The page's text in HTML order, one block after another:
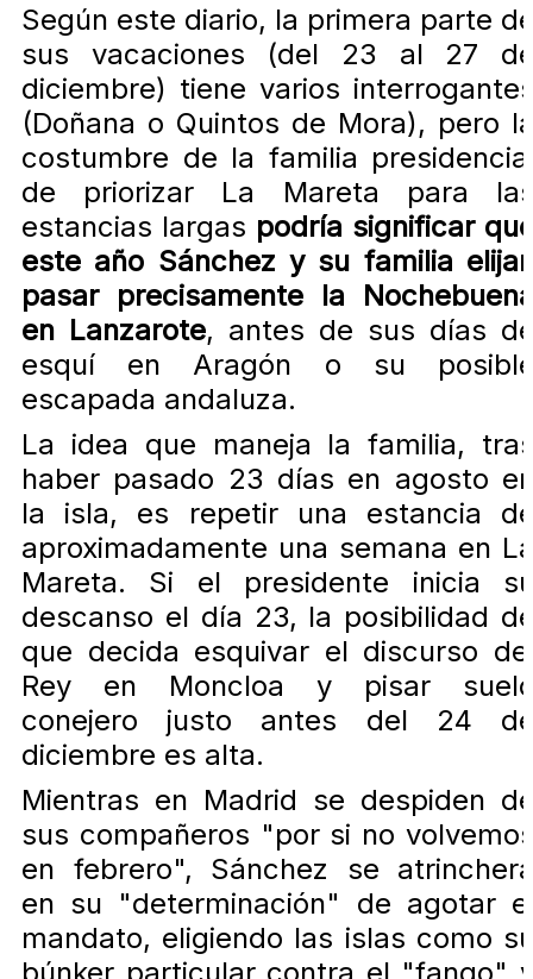
Según este diario, la primera parte
sus vacaciones (del 23 al 27
diciembre) tiene varios
(Doñana o Quintos de Mora), pero
costumbre de la familia
de priorizar La Mareta para
estancias largas podría significar
este año Sánchez y su familia
pasar precisamente la
en Lanzarote, antes de sus días
esquí en Aragón o su
escapada andaluza.
La idea que maneja la familia,
haber pasado 23 días en agosto
la isla, es repetir una estancia
aproximadamente una semana en
Mareta. Si el presidente inicia
descanso el día 23, la posibilidad
que decida esquivar el discurso
Rey en Moncloa y pisar
conejero justo antes del 24
diciembre es alta.
Mientras en Madrid se despiden
sus compañeros "por si no
en febrero", Sánchez se
en su "determinación" de agotar
mandato, eligiendo las islas como